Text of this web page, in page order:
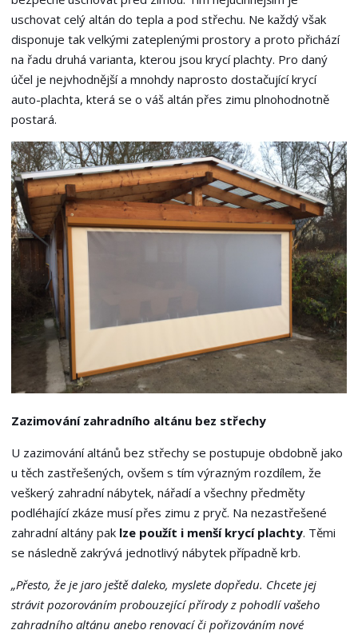
uschovat celý altán do tepla a pod střechu. Ne každý však
disponuje tak velkými zateplenými prostory a proto přichází
na řadu druhá varianta, kterou jsou krycí plachty. Pro daný
účel je nejvhodnější a mnohdy naprosto dostačující krycí
auto-plachta, která se o váš altán přes zimu plnohodnotně
postará.
Zazimování zahradního altánu bez střechy
U zazimování altánů bez střechy se postupuje obdobně jako
u těch zastřešených, ovšem s tím výrazným rozdílem, že
veškerý zahradní nábytek, nářadí a všechny předměty
podléhající zkáze musí přes zimu z pryč. Na nezastřešené
zahradní altány pak lze použít i menší krycí plachty. Těmi
se následně zakrývá jednotlivý nábytek případně krb.
„Přesto, že je jaro ještě daleko, myslete dopředu. Chcete jej
strávit pozorováním probouzející přírody z pohodlí vašeho
zahradního altánu anebo renovací či pořizováním nové